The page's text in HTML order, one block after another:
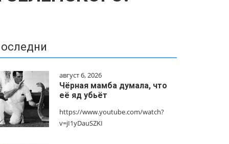
август 6, 2026
Чёрная мамба думала, что
её яд убьёт
https://www.youtube.com/watch?
v=jI1yDauSZKI